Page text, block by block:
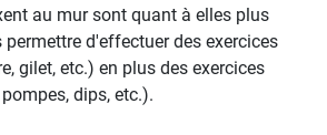
au mur sont quant à elles plus
d'effectuer des exercices
gilet, etc.) en plus des exercices
dips, etc.).